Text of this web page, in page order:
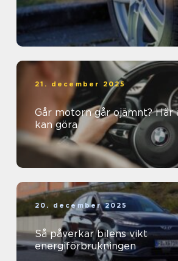
21. december 2025
Går motorn går ojämnt? Här
kan göra
20. december 2025
Så påverkar bilens vikt
energiförbrukningen